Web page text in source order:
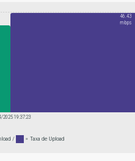
46.43
mbps
2025 19:37:23
/ . = Taxa de Upload